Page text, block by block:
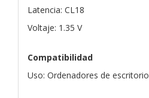
Latencia: CL18
Voltaje: 1.35 V
Compatibilidad
Uso: Ordenadores de escritorio